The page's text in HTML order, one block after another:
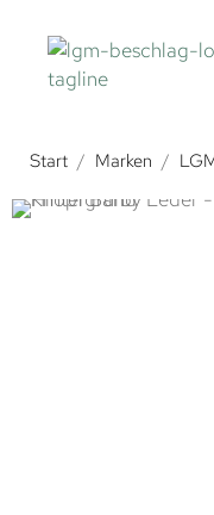
Start / Marken /